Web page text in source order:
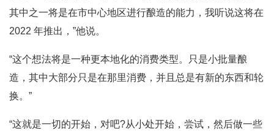
其中之一将是在市中心地区进行酿造的能力，我听说这将在
2022 年推出，”他说。
“这个想法将是一种更本地化的消费类型。只是小批量酿
造，其中大部分只是在那里消费，并且总是有新的东西和轮
换。”
“这就是一切的开始，对吧?从小处开始，尝试，然后做一些